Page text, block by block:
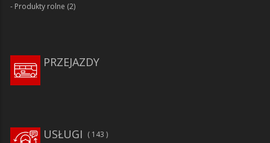
Produkty rolne (2)
PRZEJAZDY
143
USŁUGI